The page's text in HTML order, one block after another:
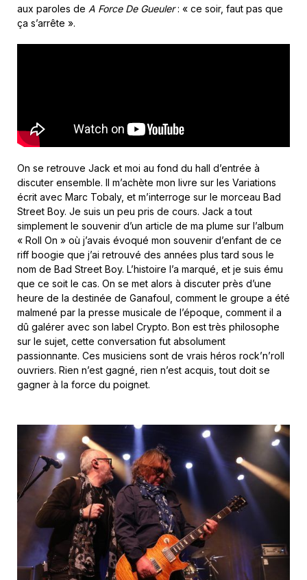
aux paroles de A Force De Gueuler: « ce soir, faut pas que
ça s’arrête ».
On se retrouve Jack et moi au fond du hall d’entrée à
discuter ensemble. Il m’achète mon livre sur les Variations
écrit avec Marc Tobaly, et m’interroge sur le morceau Bad
Street Boy. Je suis un peu pris de cours. Jack a tout
simplement le souvenir d’un article de ma plume sur l’album
« Roll On » où j’avais évoqué mon souvenir d’enfant de ce
riff boogie que j’ai retrouvé des années plus tard sous le
nom de Bad Street Boy. L’histoire l’a marqué, et je suis ému
que ce soit le cas. On se met alors à discuter près d’une
heure de la destinée de Ganafoul, comment le groupe a été
malmené par la presse musicale de l’époque, comment il a
dû galérer avec son label Crypto. Bon est très philosophe
sur le sujet, cette conversation fut absolument
passionnante. Ces musiciens sont de vrais héros rock’n’roll
ouvriers. Rien n’est gagné, rien n’est acquis, tout doit se
gagner à la force du poignet.